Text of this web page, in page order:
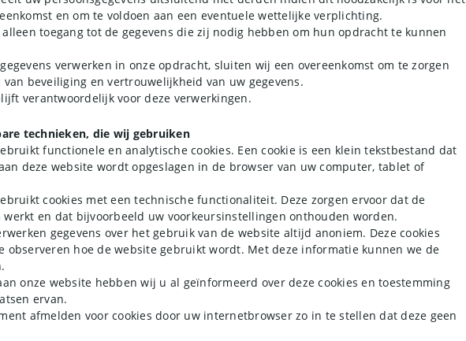
en om te voldoen aan een eventuele wettelijke verplichting.
toegang tot de gegevens die zij nodig hebben om hun opdracht te kunnen
verwerken in onze opdracht, sluiten wij een overeenkomst om te zorgen
beveiliging en vertrouwelijkheid van uw gegevens.
verantwoordelijk voor deze verwerkingen.
technieken, die wij gebruiken
functionele en analytische cookies. Een cookie is een klein tekstbestand dat
deze website wordt opgeslagen in de browser van uw computer, tablet of
cookies met een technische functionaliteit. Deze zorgen ervoor dat de
en dat bijvoorbeeld uw voorkeursinstellingen onthouden worden.
gegevens over het gebruik van de website altijd anoniem. Deze cookies
observeren hoe de website gebruikt wordt. Met deze informatie kunnen we de
onze website hebben wij u al geïnformeerd over deze cookies en toestemming
ervan.
afmelden voor cookies door uw internetbrowser zo in te stellen dat deze geen